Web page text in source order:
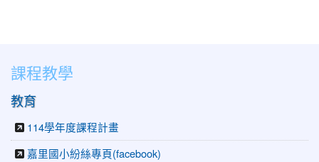
課程教學
教育
114學年度課程計畫
嘉里國小紛絲專頁(facebook)